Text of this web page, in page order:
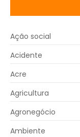
Ação social
Acidente
Acre
Agricultura
Agronegócio
Ambiente